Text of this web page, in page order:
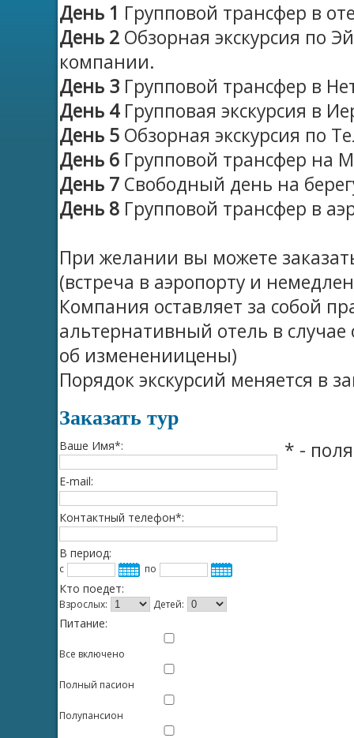
День 1 Групповой трансфер в
День 2 Обзорная экскурсия по
компании.
День 3 Групповой трансфер в
День 4Групповая экскурсия в
День 5 Обзорная экскурсия по
День 6 Групповой трансфер на
День 7 Свободный день на
День 8 Групповой трансфер в
При желании вы можете
(встреча в аэропорту и
Компания оставляет за собой
альтернативный отель в случае
об изменениицены)
Порядок экскурсий меняется в
Заказать тур
Ваше Имя*:
E-mail:
Контактный телефон*:
В период:
c по
Кто поедет:
Взрослых: Детей:
Питание:
Все включено
Полный пасион
Полупансион
* -